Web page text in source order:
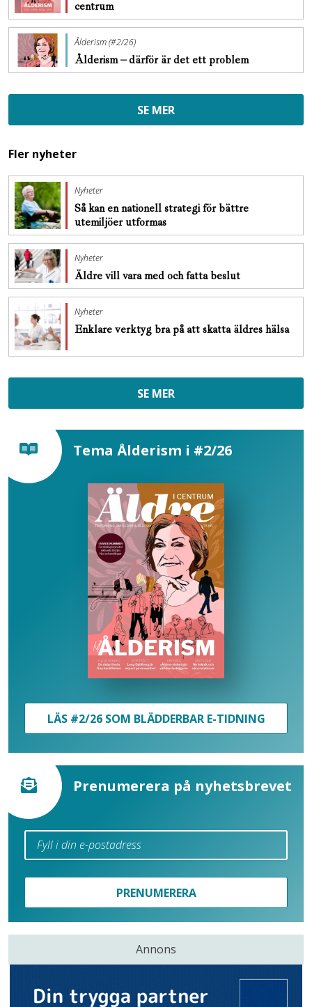
centrum
Ålderism (#2/26)
Ålderism – därför är det ett problem
SE MER
Fler nyheter
Nyheter
Så kan en nationell strategi för bättre
utemiljöer utformas
Nyheter
Äldre vill vara med och fatta beslut
Nyheter
Enklare verktyg bra på att skatta äldres hälsa
SE MER
Tema Ålderism i #2/26
LÄS #2/26 SOM BLÄDDERBAR E-TIDNING
Prenumerera på nyhetsbrevet
PRENUMERERA
Annons